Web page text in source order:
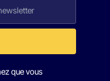
que vous